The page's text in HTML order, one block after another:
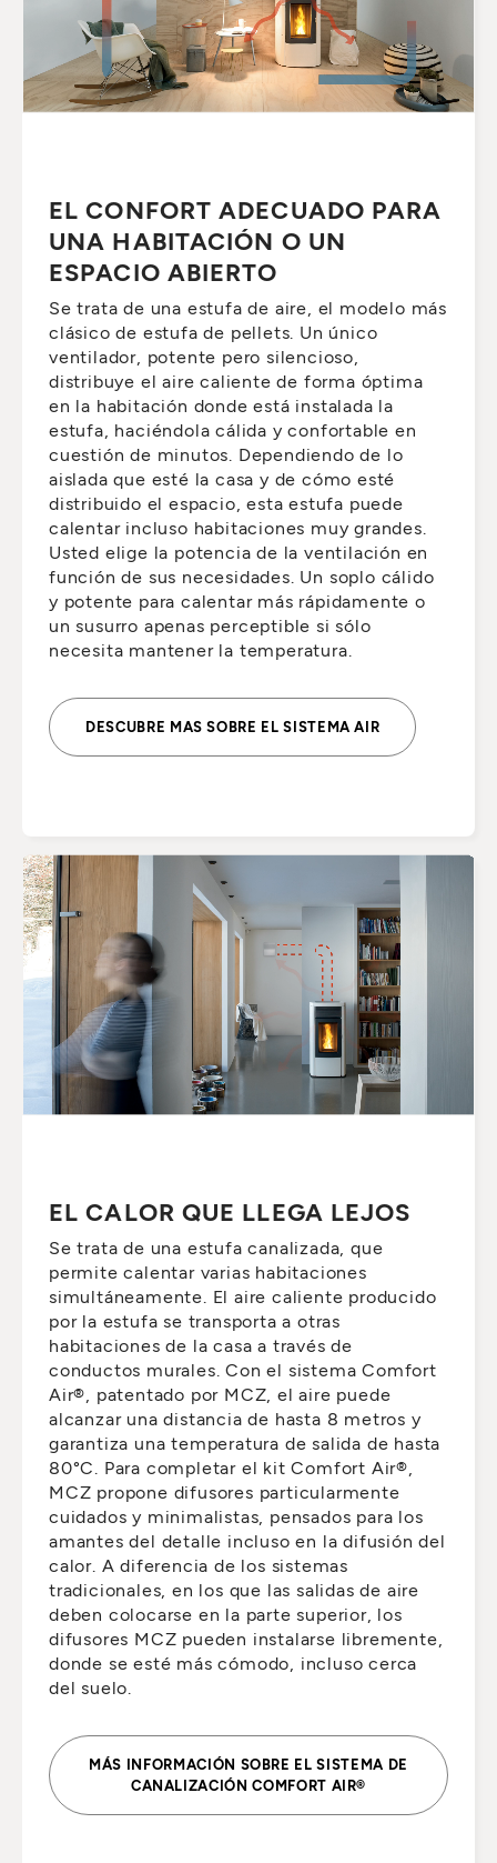
EL CONFORT ADECUADO PARA
UNA HABITACIÓN O UN
ESPACIO ABIERTO
Se trata de una estufa de aire, el modelo más
clásico de estufa de pellets. Un único
ventilador, potente pero silencioso,
distribuye el aire caliente de forma óptima
en la habitación donde está instalada la
estufa, haciéndola cálida y confortable en
cuestión de minutos. Dependiendo de lo
aislada que esté la casa y de cómo esté
distribuido el espacio, esta estufa puede
calentar incluso habitaciones muy grandes.
Usted elige la potencia de la ventilación en
función de sus necesidades. Un soplo cálido
y potente para calentar más rápidamente o
un susurro apenas perceptible si sólo
necesita mantener la temperatura.
DESCUBRE MAS SOBRE EL SISTEMA AIR
EL CALOR QUE LLEGA LEJOS
Se trata de una estufa canalizada, que
permite calentar varias habitaciones
simultáneamente. El aire caliente producido
por la estufa se transporta a otras
habitaciones de la casa a través de
conductos murales. Con el sistema Comfort
Air®, patentado por MCZ, el aire puede
alcanzar una distancia de hasta 8 metros y
garantiza una temperatura de salida de hasta
80°C. Para completar el kit Comfort Air®,
MCZ propone difusores particularmente
cuidados y minimalistas, pensados para los
amantes del detalle incluso en la difusión del
calor. A diferencia de los sistemas
tradicionales, en los que las salidas de aire
deben colocarse en la parte superior, los
difusores MCZ pueden instalarse libremente,
donde se esté más cómodo, incluso cerca
del suelo.
MÁS INFORMACIÓN SOBRE EL SISTEMA DE
CANALIZACIÓN COMFORT AIR®